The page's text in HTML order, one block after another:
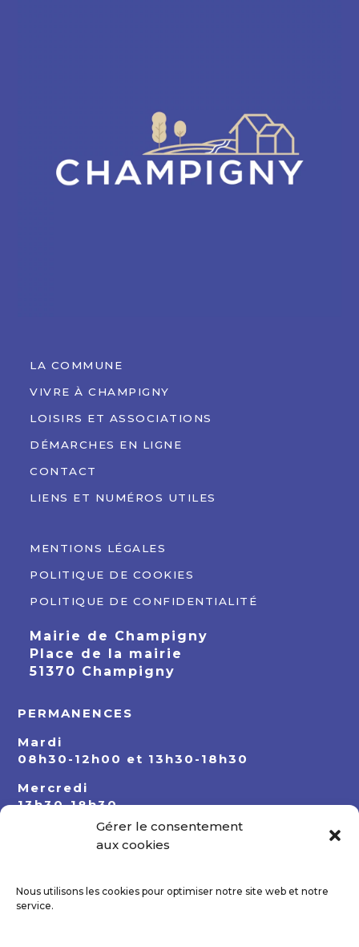
Gérer le consentement
aux cookies
Nous utilisons les cookies pour optimiser notre site web et notre
service.
LA COMMUNE
VIVRE À CHAMPIGNY
LOISIRS ET ASSOCIATIONS
DÉMARCHES EN LIGNE
CONTACT
LIENS ET NUMÉROS UTILES
MENTIONS LÉGALES
POLITIQUE DE COOKIES
POLITIQUE DE CONFIDENTIALITÉ
Mairie de Champigny
Place de la mairie
51370 Champigny
PERMANENCES
Mardi
08h30-12h00 et 13h30-18h30
Mercredi
13h30-18h30
08h30-12h00 et 13h30-18h30